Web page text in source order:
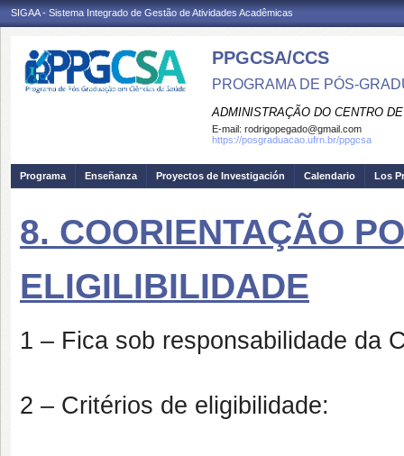
SIGAA - Sistema Integrado de Gestão de Atividades Acadêmicas
PPGCSA/CCS
PROGRAMA DE PÓS-
ADMINISTRAÇÃO DO CENTRO
E-mail: rodrigopegado@gmail.com
https://posgraduacao.ufrn.br/ppgcsa
Programa Enseñanza Proyectos de Investigación Calendario Los
8. COORIENTAÇÃO
ELIGILIBILIDADE
1 – Fica sob responsabilidade da
2 – Critérios de eligibilidade: